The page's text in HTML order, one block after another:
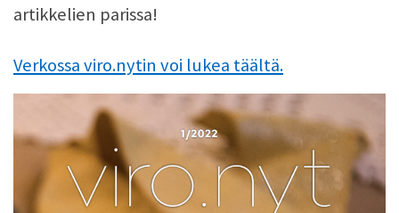
artikkelien parissa!
Verkossa viro.nytin voi lukea täältä.